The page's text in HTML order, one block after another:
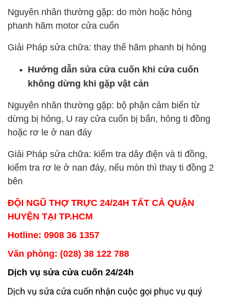
Nguyên nhân thường gặp: do mòn hoặc hỏng
phanh hãm motor cửa cuốn
Giải Pháp sửa chữa: thay thế hãm phanh bị hỏng
Hướng dẫn sửa cửa cuốn khi cửa cuốn
không dừng khi gặp vật cản
Nguyên nhân thường gặp: bộ phận cảm biến từ
dừng bị hỏng, U ray cửa cuốn bị bẩn, hỏng ti đồng
hoặc rơ le ở nan đáy
Giải Pháp sửa chữa: kiểm tra dây điện và ti đồng,
kiểm tra rơ le ở nan đáy, nếu mòn thì thay ti đồng 2
bên
ĐỘI NGŨ THỢ TRỰC 24/24H TẤT CẢ QUẬN
HUYỆN TẠI TP.HCM
Hotline: 0908 36 1357
Văn phòng: (028) 38 122 788
Dịch vụ sửa cửa cuốn 24/24h
Dịch vụ sửa cửa cuốn nhận cuộc gọi phục vụ quý